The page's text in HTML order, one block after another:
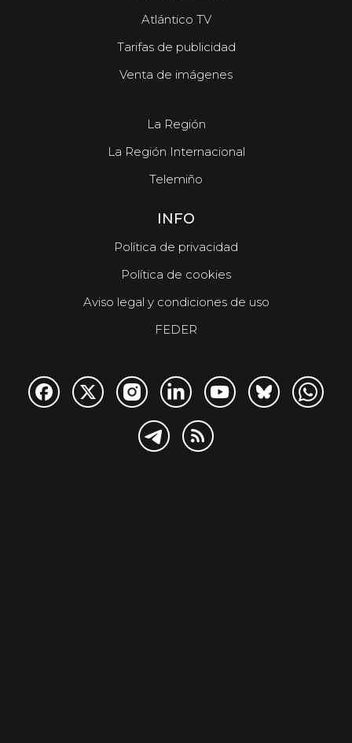
Atlántico TV
Tarifas de publicidad
Venta de imágenes
La Región
La Región Internacional
Telemiño
INFO
Política de privacidad
Política de cookies
Aviso legal y condiciones de uso
FEDER